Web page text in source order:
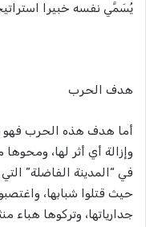
يُسَمَّي نفسه خبيرا
هدف الحرب
أما هدف هذه الحرب فهو
وإزالة أي أثر لها،
في “المدينة الفاضلة”
حيث قتلوا شبابها،
جدارياتها، وتركوها هباء